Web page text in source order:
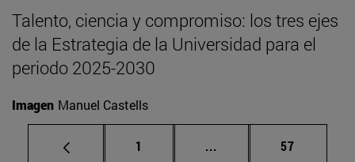
Talento, ciencia y compromiso: los tres ejes
de la Estrategia de la Universidad para el
periodo 2025-2030
Imagen Manuel Castells
Página
1 ... Páginas intermedias
Página
57